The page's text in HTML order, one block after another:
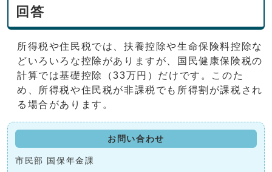
回答
所得税や住民税では、扶養控除や生命保険料控除な
どいろいろな控除がありますが、国民健康保険税の
計算では基礎控除（33万円）だけです。このた
め、所得税や住民税が非課税でも所得割が課税され
る場合があります。
お問い合わせ
市民部 国保年金課